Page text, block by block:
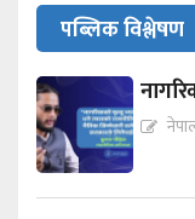
पब्लिक विश्लेषण